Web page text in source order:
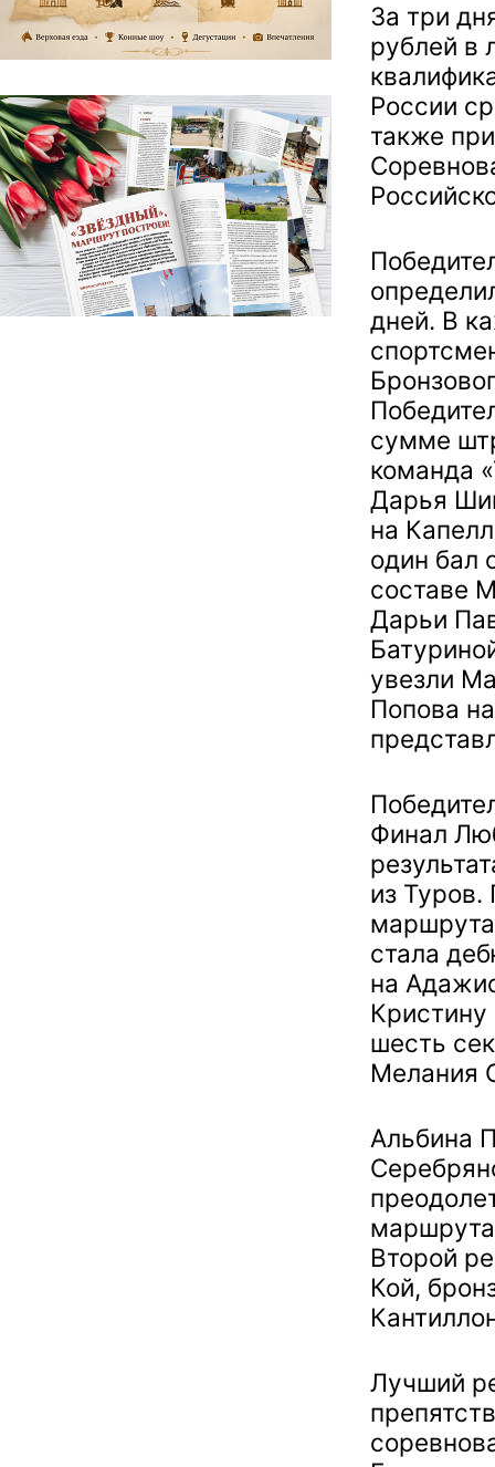
За три
рублей в
России
также
дней. В
сумме
команда
Дарья
на
один бал
составе
Дарьи
увезли
Попова
Финал
из Туров.
стала
на
шесть
Мелания
Альбина
Второй
Кой,
Лучший